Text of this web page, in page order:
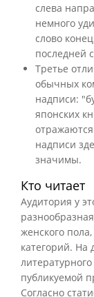
слева
немного
слово
последней
Третье
обычных
надписи:
японских
надписи
значимы.
Кто читает
Аудитория у
женского
категорий. На
публикуемой
Согласно